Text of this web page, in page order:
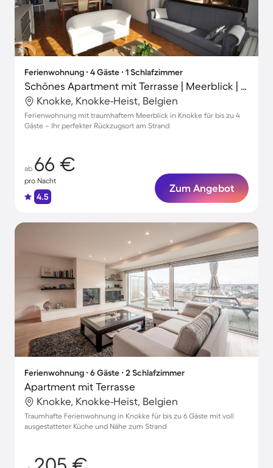
Ferienwohnung ∙ 4 Gäste ∙ 1 Schlafzimmer
Schönes Apartment mit Terrasse | Meerblick | Neben dem Strand
Knokke, Knokke-Heist, Belgien
Ferienwohnung mit traumhaftem Meerblick in Knokke für bis zu 4
Gäste – Ihr perfekter Rückzugsort am Strand
ab 66 €
pro Nacht
4.5
Zum Angebot
Ferienwohnung ∙ 6 Gäste ∙ 2 Schlafzimmer
Apartment mit Terrasse
Knokke, Knokke-Heist, Belgien
Traumhafte Ferienwohnung in Knokke für bis zu 6 Gäste mit voll
ausgestatteter Küche und Nähe zum Strand